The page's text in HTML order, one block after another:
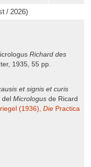
/ 2026)
Richard des
1935, 55 pp.
et signis et curis
Micrologus de Ricard
(1936), Die Practica